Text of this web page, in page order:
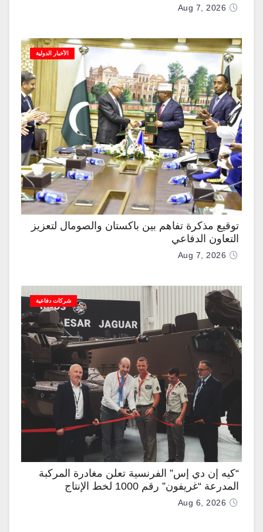
Aug 7, 2026
الأخبار الدولية
توقيع مذكرة تفاهم بين باكستان والصومال لتعزيز
التعاون الدفاعي
Aug 7, 2026
شركات دفاعية
“كيه إن دي إس” الفرنسية تعلن مغادرة المركبة
المدرعة “غريفون” رقم 1000 لخط الإنتاج
Aug 6, 2026